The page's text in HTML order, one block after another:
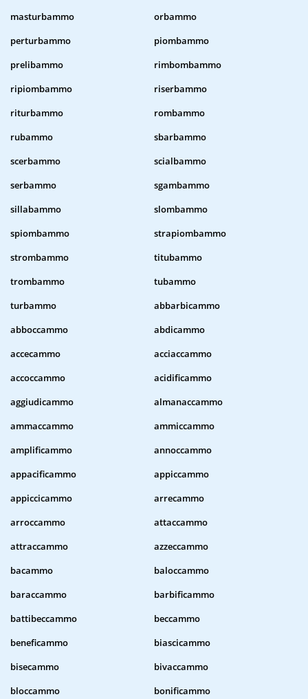
masturbammo
orbammo
perturbammo
piombammo
prelibammo
rimbombammo
ripiombammo
riserbammo
riturbammo
rombammo
rubammo
sbarbammo
scerbammo
scialbammo
serbammo
sgambammo
sillabammo
slombammo
spiombammo
strapiombammo
strombammo
titubammo
trombammo
tubammo
turbammo
abbarbicammo
abboccammo
abdicammo
accecammo
acciaccammo
accoccammo
acidificammo
aggiudicammo
almanaccammo
ammaccammo
ammiccammo
amplificammo
annoccammo
appacificammo
appiccammo
appiccicammo
arrecammo
arroccammo
attaccammo
attraccammo
azzeccammo
bacammo
baloccammo
baraccammo
barbificammo
battibeccammo
beccammo
beneficammo
biascicammo
bisecammo
bivaccammo
bloccammo
bonificammo